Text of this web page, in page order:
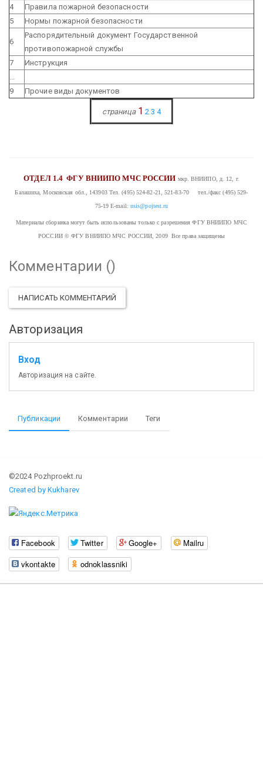
4
Правила пожарной безопасности
5
Нормы пожарной безопасности
6
Распорядительный документ Государственной
противопожарной службы
7
Инструкция
9
Прочие виды документов
страница 1 2 3 4
ОТДЕЛ 1.4ФГУ ВНИИПО МЧС РОССИИ мкр. ВНИИПО, д. 12, г.
Балашиха, Московская обл., 143903Тел. (495) 524-82-21, 521-83-70 тел./факс (495) 529-
75-19 E-mail: nsis@pojtest.ru
Материалы сборника могут быть использованы только с разрешения ФГУ ВНИИПО МЧС
РОССИИ© ФГУ ВНИИПО МЧС РОССИИ, 2009 Все права защищены
Комментарии ()
НАПИСАТЬ КОММЕНТАРИЙ
Авторизация
Вход
Авторизация на сайте.
Публикации Комментарии Теги
©2024 Pozhproekt.ru
Created by Kukharev
Facebook Twitter Google+
Mailru
vkontakte
odnoklassniki